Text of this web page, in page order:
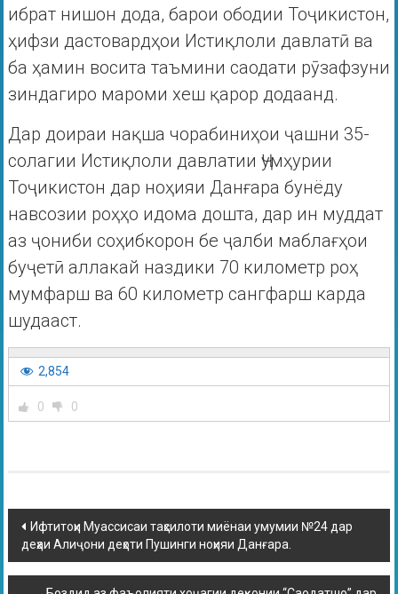
ибрат нишон дода, барои ободии Тоҷикистон,
ҳифзи дастовардҳои Истиқлоли давлатӣ ва
ба ҳамин восита таъмини саодати рӯзафзуни
зиндагиро мароми хеш қарор додаанд.
Дар доираи нақша чорабиниҳои ҷашни 35-
солагии Истиқлоли давлатии Ҷумҳурии
Тоҷикистон дар ноҳияи Данғара бунёду
навсозии роҳҳо идома дошта, дар ин муддат
аз ҷониби соҳибкорон бе ҷалби маблағҳои
буҷетӣ аллакай наздики 70 километр роҳ
мумфарш ва 60 километр сангфарш карда
шудааст.
2,854
0 0
Ифтитоҳи Муассисаи таҳсилоти миёнаи умумии №24 дар
деҳаи Алиҷони деҳоти Пушинги ноҳияи Данғара.